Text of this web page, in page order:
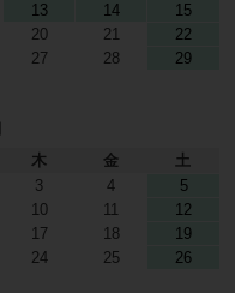
13 14
15
20 21
22
27 28
29
木 金
土
3 4
5
10 11
12
17 18
19
24 25
26